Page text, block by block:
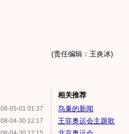
(责任编辑：王炎冰)
08-05-01 01:37
08-04-30 12:17
相关推荐
鸟巢的新闻
王菲奥运会主题歌